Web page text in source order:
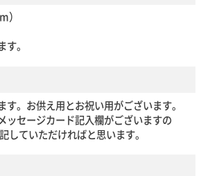
）
。
す。お供え用とお祝い用がございます。
ッセージカード記入欄がございますの
していただければと思います。